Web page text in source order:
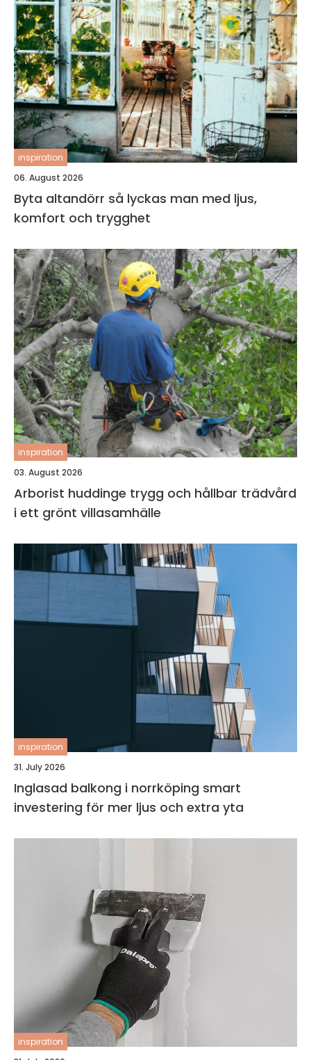
inspiration
06. August 2026
Byta altandörr så lyckas man med ljus,
komfort och trygghet
inspiration
03. August 2026
Arborist huddinge trygg och hållbar trädvård
i ett grönt villasamhälle
inspiration
31. July 2026
Inglasad balkong i norrköping smart
investering för mer ljus och extra yta
inspiration